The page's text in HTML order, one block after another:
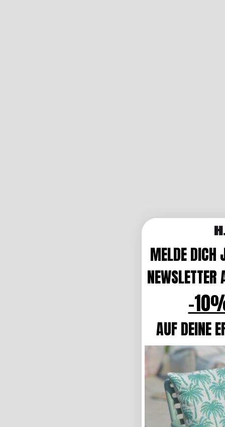
MELDE DICH
NEWSLETTER
-
AUF DEINE